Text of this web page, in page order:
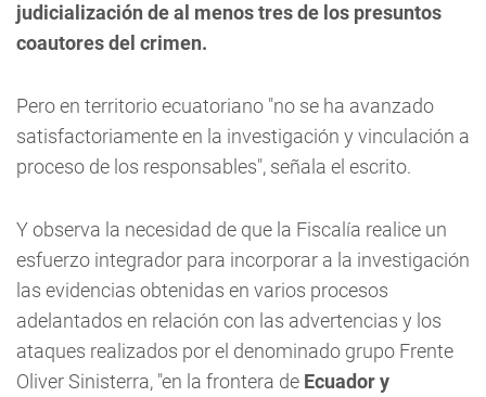
judicialización de al menos tres de los presuntos
coautores del crimen.
Pero en territorio ecuatoriano "no se ha avanzado
satisfactoriamente en la investigación y vinculación a
proceso de los responsables", señala el escrito.
Y observa la necesidad de que la Fiscalía realice un
esfuerzo integrador para incorporar a la investigación
las evidencias obtenidas en varios procesos
adelantados en relación con las advertencias y los
ataques realizados por el denominado grupo Frente
Oliver Sinisterra, "en la frontera de Ecuador y